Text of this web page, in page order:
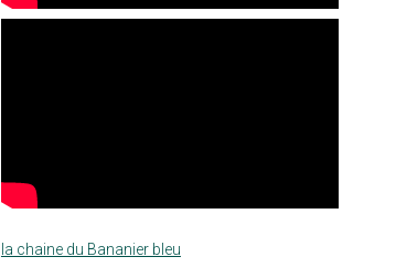
la chaine du Bananier bleu